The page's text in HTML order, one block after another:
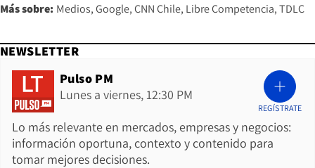
Más sobre: Medios Google CNN Chile Libre Competencia TDLC
NEWSLETTER
Pulso PM
Lunes a viernes, 12:30 PM
Lo más relevante en mercados, empresas y negocios:
información oportuna, contexto y contenido para
tomar mejores decisiones.
REGÍSTRATE